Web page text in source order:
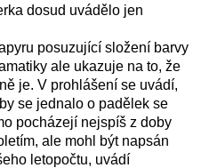
dosud uvádělo jen
posuzující složení barvy
ale ukazuje na to, že
je. V prohlášení se uvádí,
se jednalo o padělek se
pocházejí nejspíš z doby
ale mohl být napsán
letopočtu, uvádí